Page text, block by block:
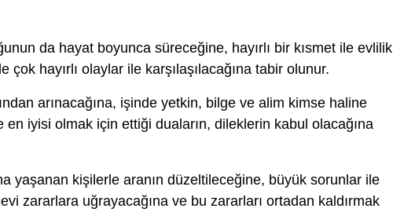
da hayat boyunca süreceğine, hayırlı bir kısmet ile evlilik
hayırlı olaylar ile karşılaşılacağına tabir olunur.
arınacağına, işinde yetkin, bilge ve alim kimse haline
iyisi olmak için ettiği duaların, dileklerin kabul olacağına
yaşanan kişilerle aranın düzeltileceğine, büyük sorunlar ile
zararlara uğrayacağına ve bu zararları ortadan kaldırmak